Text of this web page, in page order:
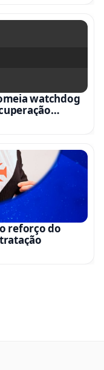
watchdog
reforço do